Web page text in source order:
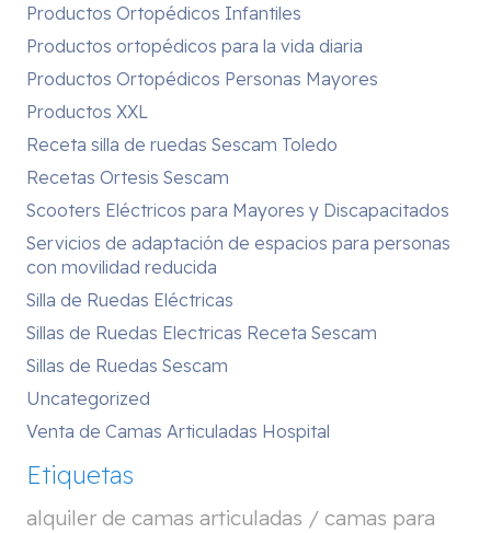
Productos Ortopédicos Infantiles
Productos ortopédicos para la vida diaria
Productos Ortopédicos Personas Mayores
Productos XXL
Receta silla de ruedas Sescam Toledo
Recetas Ortesis Sescam
Scooters Eléctricos para Mayores y Discapacitados
Servicios de adaptación de espacios para personas
con movilidad reducida
Silla de Ruedas Eléctricas
Sillas de Ruedas Electricas Receta Sescam
Sillas de Ruedas Sescam
Uncategorized
Venta de Camas Articuladas Hospital
Etiquetas
alquiler de camas articuladas / camas para